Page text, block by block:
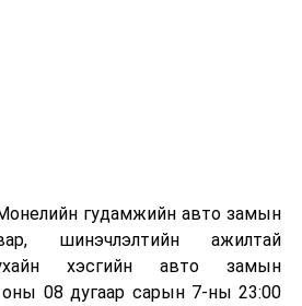
хүч үйлдвэрлэхэд ашиглаж
хувьд шаталтын дараа
зэрэг ашигт эрдсийг сэргээн
гудамжийн авто замын
шинэчлэлтийн ажилтай
хэсгийн авто замын
оны 08 дугаар сарын 7-ны 23:00